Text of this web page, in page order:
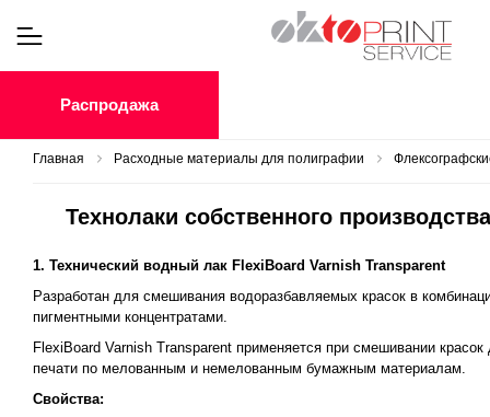
Распродажа
Главная Расходные материалы для полиграфии
Технолаки собственного производства
1. Технический водный лак FlexiBoard Varnish Transparent
Разработан для смешивания водоразбавляемых красок в
пигментными концентратами.
FlexiBoard Varnish Transparent применяется при смешивании красок
печати по мелованным и немелованным бумажным материалам.
Свойства: